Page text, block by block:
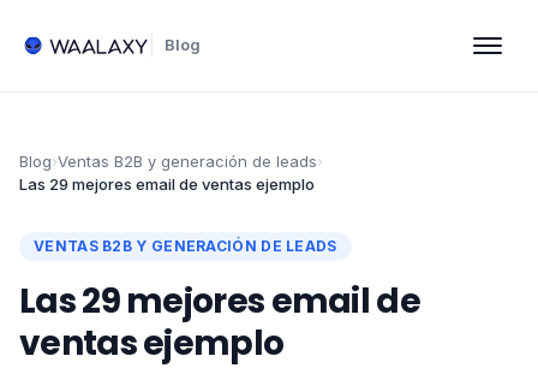
Blog
Blog›Ventas B2B y generación de leads›
Las 29 mejores email de ventas ejemplo
VENTAS B2B Y GENERACIÓN DE LEADS
Las 29 mejores email de
ventas ejemplo